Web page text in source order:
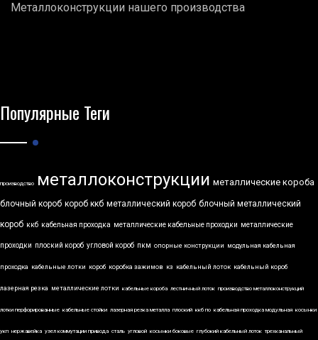
Металлоконструкции нашего производства
Популярные Теги
производство металлоконструкции металлические короба
блочный короб короб ккб металлический короб блочный металлический
короб ккб кабельная проходка металлические кабельные проходки металлические
проходки плоский короб угловой короб пкм опорные конструкции модульная кабельная
проходка кабельные лотки короб коробка зажимов кз кабельный лоток кабельный короб
лазерная резка металлические лотки кабельные короба лестничный лоток производство металлоконструкций
лотки перфорированные кабельные стойки лазерная резка металла плоский ккб по кабельная проходка модульная косынки
укп нержавейка узел коммутации привода сталь угловой косынки боковые глубокий кабельный лоток трехканальный